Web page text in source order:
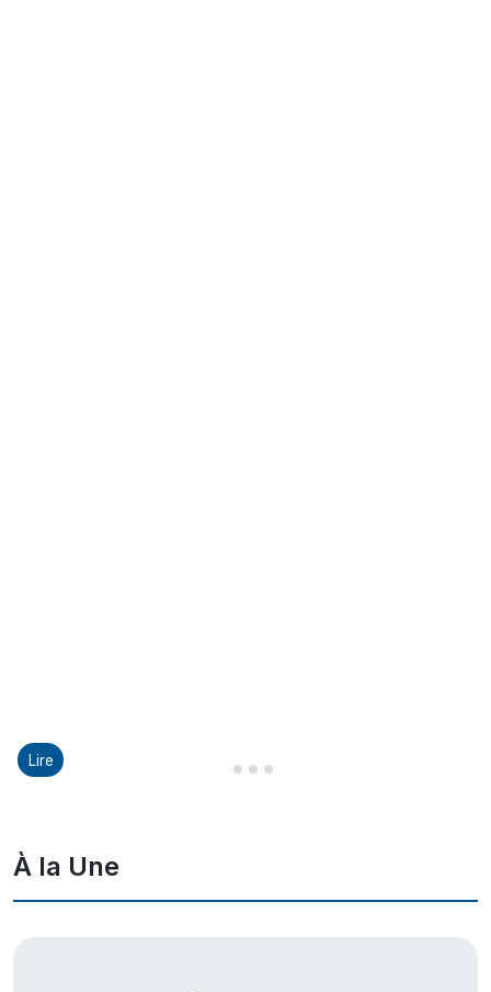
Diapositive 1 sur 8
Diapositive 2 sur 8
Diapositive 3 sur 8
Diapositive 4 sur 8
Lire
À la Une